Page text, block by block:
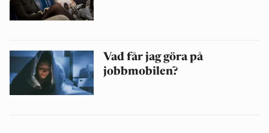
Vad får jag göra på
jobbmobilen?